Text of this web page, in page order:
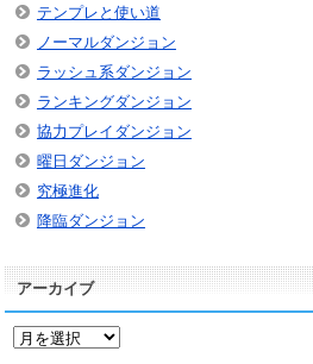
テンプレと使い道
ノーマルダンジョン
ラッシュ系ダンジョン
ランキングダンジョン
協力プレイダンジョン
曜日ダンジョン
究極進化
降臨ダンジョン
アーカイブ
ア